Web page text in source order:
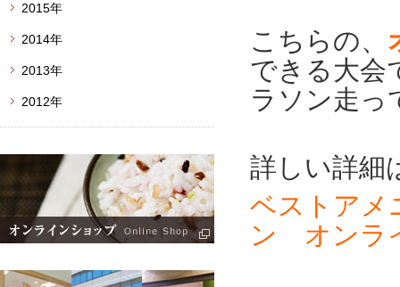
こちらの、
できる大会
ラソン走っ
詳しい詳細
ベストアメ
ン オンラ
2015年
2014年
2013年
2012年